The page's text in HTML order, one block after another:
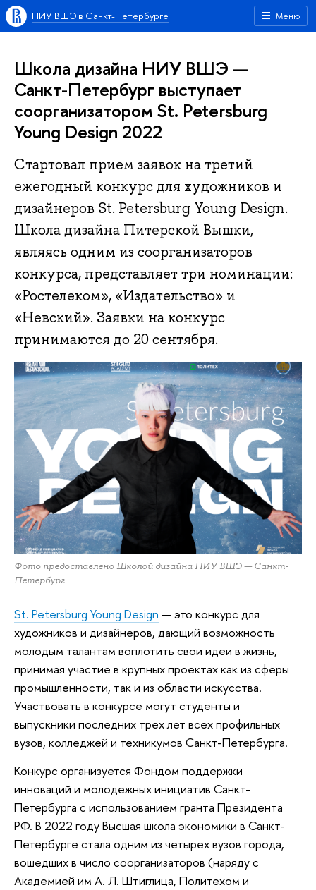
Меню
НИУ ВШЭ в Санкт-Петербурге
Школа дизайна НИУ ВШЭ —
Санкт-Петербург выступает
соорганизатором St. Petersburg
Young Design 2022
Стартовал прием заявок на третий
ежегодный конкурс для художников и
дизайнеров St. Petersburg Young Design.
Школа дизайна Питерской Вышки,
являясь одним из соорганизаторов
конкурса, представляет три номинации:
«Ростелеком», «Издательство» и
«Невский». Заявки на конкурс
принимаются до 20 сентября.
Фото предоставлено Школой дизайна НИУ ВШЭ — Санкт-
Петербург
St. Petersburg Young Design — это конкурс для
художников и дизайнеров, дающий возможность
молодым талантам воплотить свои идеи в жизнь,
принимая участие в крупных проектах как из сферы
промышленности, так и из области искусства.
Участвовать в конкурсе могут студенты и
выпускники последних трех лет всех профильных
вузов, колледжей и техникумов Санкт-Петербурга.
Конкурс организуется Фондом поддержки
инноваций и молодежных инициатив Санкт-
Петербурга с использованием гранта Президента
РФ. В 2022 году Высшая школа экономики в Санкт-
Петербурге стала одним из четырех вузов города,
вошедших в число соорганизаторов (наряду с
Академией им А. Л. Штиглица, Политехом и